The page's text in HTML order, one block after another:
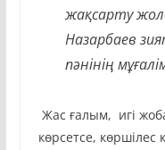
жақсарту
Назарбаев
пәнінің
Жас ғалым, игі
көрсетсе, көршілес